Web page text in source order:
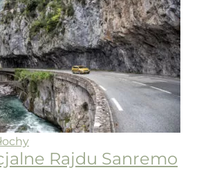
Rajdu Sanremo